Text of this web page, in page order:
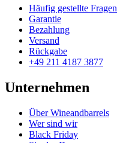
Häufig gestellte Fragen
Garantie
Bezahlung
Versand
Rückgabe
+49 211 4187 3877
Unternehmen
Über Wineandbarrels
Wer sind wir
Black Friday